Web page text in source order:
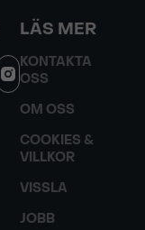
LÄS MER
KONTAKTA
OSS
OM OSS
COOKIES &
VILLKOR
VISSLA
JOBB